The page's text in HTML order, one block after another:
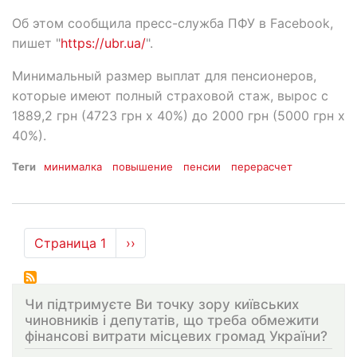
Об этом сообщила пресс-служба ПФУ в Facebook,
пишет "https://ubr.ua/".
Минимальный размер выплат для пенсионеров,
которые имеют полный страховой стаж, вырос с
1889,2 грн (4723 грн х 40%) до 2000 грн (5000 грн х
40%).
Теги минималка повышение пенсии перерасчет
Нумерация
страниц
Страница 1
Следующая
страница
››
Чи підтримуєте Ви точку зору київських
чиновників і депутатів, що треба обмежити
фінансові витрати місцевих громад України?